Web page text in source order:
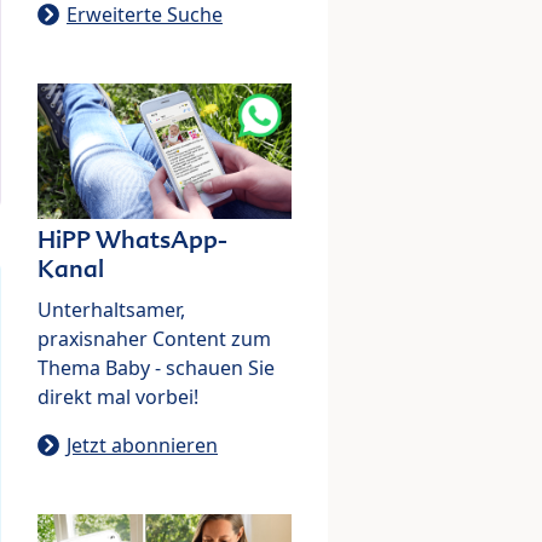
Erweiterte Suche
HiPP WhatsApp-
Kanal
Unterhaltsamer,
praxisnaher Content zum
Thema Baby - schauen Sie
direkt mal vorbei!
Jetzt abonnieren